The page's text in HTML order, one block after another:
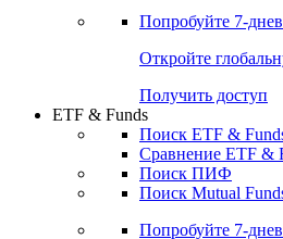
Получить доступ
Поиск кредитов
Попробуйте7-
Откройте
Получить доступ
ETF & Funds
Сравнение ETF &